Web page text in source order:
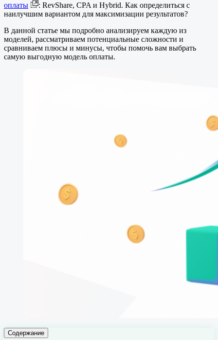
оплаты
: RevShare, CPA и Hybrid. Как определиться с
наилучшим вариантом для максимизации результатов?
В данной статье мы подробно анализируем каждую из
моделей, рассматриваем потенциальные сложности и
сравниваем плюсы и минусы, чтобы помочь вам выбрать
самую выгодную модель оплаты.
Содержание